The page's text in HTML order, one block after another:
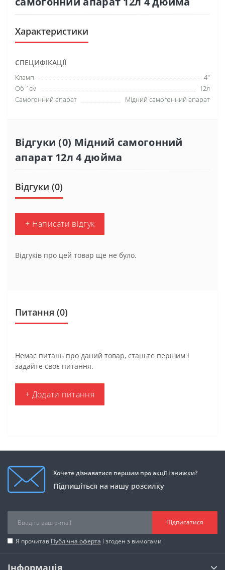
Характеристики
СПЕЦИФІКАЦІЇ
Кламп
4"
Об `єм
12л
Самогонний апарат
Мідний самогонний апарат
Відгуки (0) Мідний самогонний
апарат 12л 4 дюйма
Відгуки (0)
+ Написати відгук
Відгуків про цей товар ще не було.
Питання (0)
Немає питань про даний товар, станьте першим і
задайте своє питання.
+ Додати питання
Хочете дізнаватися першим про акції і знижки?
Підпишіться на нашу розсилку
Підписатися
Я прочитав Публічна оферта і згоден з вимогами
Інформація